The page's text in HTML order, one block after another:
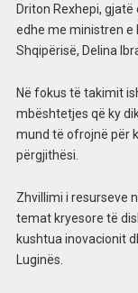
Driton Rexhepi,
edhe me ministren e
Shqipërisë, Delina
Në fokus të takimit
mbështetjes që ky
mund të ofrojnë për
përgjithësi.
Zhvillimi i resurseve
temat kryesore të
kushtua inovacionit
Luginës.